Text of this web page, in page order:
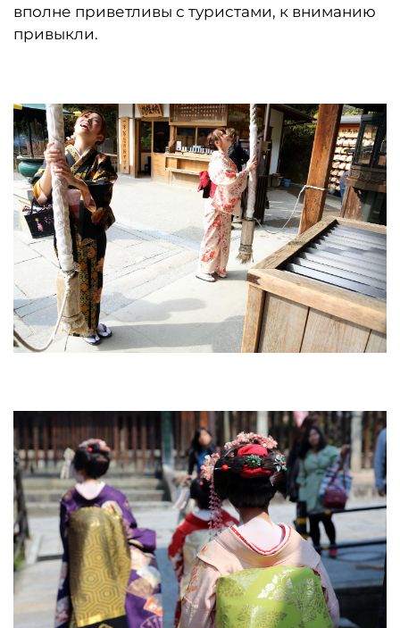
вполне приветливы с туристами, к вниманию
привыкли.